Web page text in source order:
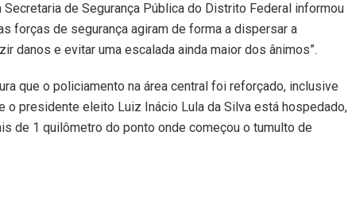
Secretaria de Segurança Pública do Distrito Federal informou
forças de segurança agiram de forma a dispersar a
danos e evitar uma escalada ainda maior dos ânimos”.
que o policiamento na área central foi reforçado, inclusive
o presidente eleito Luiz Inácio Lula da Silva está hospedado,
de 1 quilômetro do ponto onde começou o tumulto de